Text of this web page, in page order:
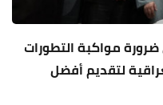
مواكبة التطورات
لتقديم أفضل